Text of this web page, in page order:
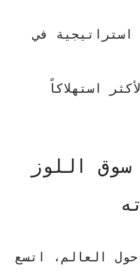
استراتيجية في
استهلاكاً
اللوز
العالم، اتسع